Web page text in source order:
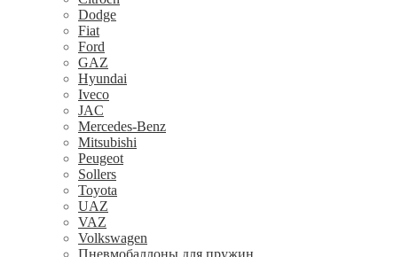
Dodge
Fiat
Ford
GAZ
Hyundai
Iveco
JAC
Mercedes-Benz
Mitsubishi
Peugeot
Sollers
Toyota
UAZ
VAZ
Volkswagen
Пневмобаллоны для пружин